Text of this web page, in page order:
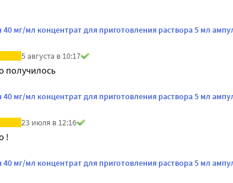
мг/мл концентрат для приготовления раствора 5 мл
5 августа в 10:17
получилось
мг/мл концентрат для приготовления раствора 5 мл
23 июля в 12:16
!
мг/мл концентрат для приготовления раствора 5 мл